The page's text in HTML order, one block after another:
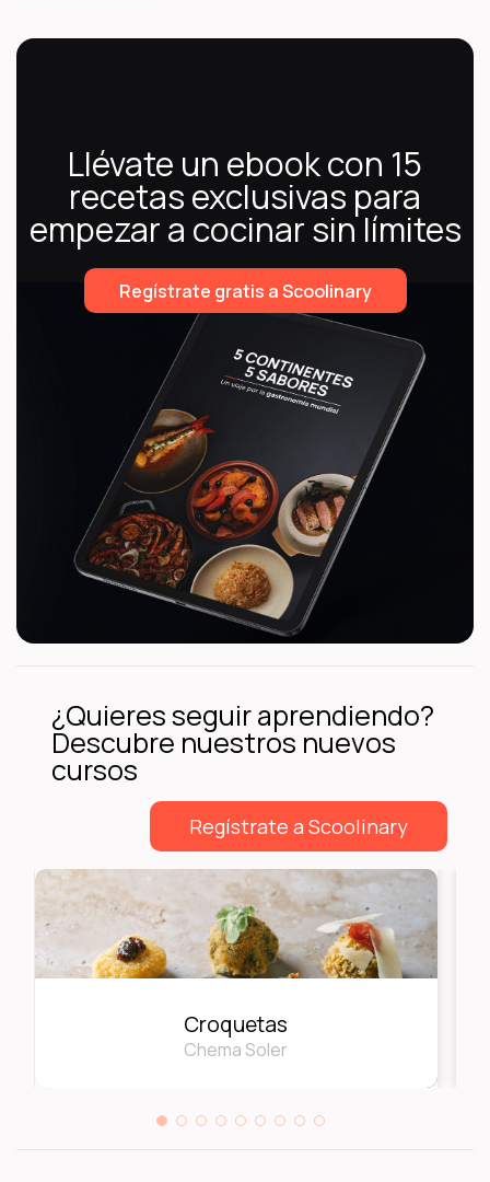
Llévate un ebook con 15
recetas exclusivas para
empezar a cocinar sin límites
Regístrate gratis a Scoolinary
¿Quieres seguir aprendiendo?
Descubre nuestros nuevos
cursos
Regístrate a Scoolinary
Croquetas
Chema Soler